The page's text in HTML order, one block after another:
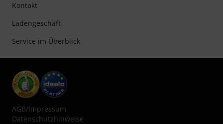
Kontakt
Ladengeschäft
Service im Überblick
AGB/Impressum
Datenschutzhinweise